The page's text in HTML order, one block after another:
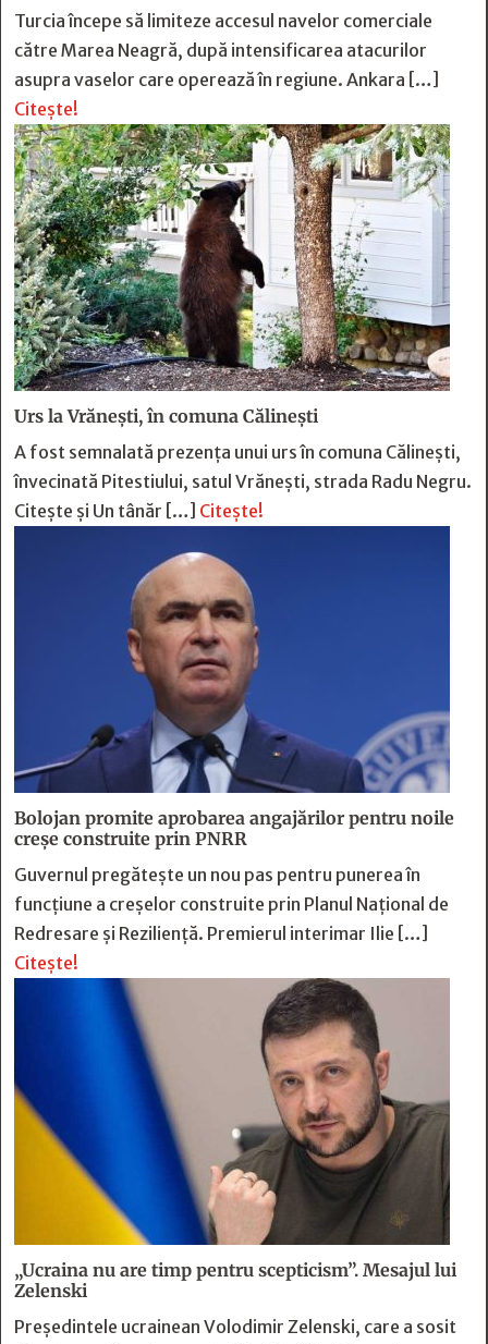
Turcia începe să limiteze accesul navelor comerciale
către Marea Neagră, după intensificarea atacurilor
asupra vaselor care operează în regiune. Ankara […]
Citește!
Urs la Vrănești, în comuna Călinești
A fost semnalată prezența unui urs în comuna Călinești,
învecinată Pitestiului, satul Vrănești, strada Radu Negru.
Citește și Un tânăr […] Citește!
Bolojan promite aprobarea angajărilor pentru noile
creșe construite prin PNRR
Guvernul pregătește un nou pas pentru punerea în
funcțiune a creșelor construite prin Planul Național de
Redresare și Reziliență. Premierul interimar Ilie […]
Citește!
„Ucraina nu are timp pentru scepticism”. Mesajul lui
Zelenski
Preşedintele ucrainean Volodimir Zelenski, care a sosit